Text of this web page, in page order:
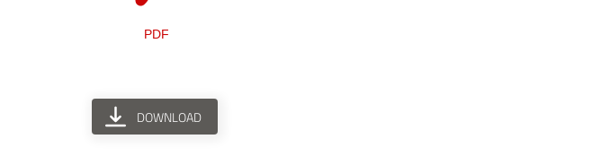
DOWNLOAD